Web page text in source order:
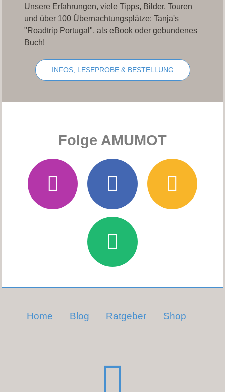
Unsere Erfahrungen, viele Tipps, Bilder, Touren
und über 100 Übernachtungsplätze: Tanja's
"Roadtrip Portugal", als eBook oder gebundenes
Buch!
INFOS, LESEPROBE & BESTELLUNG
Folge AMUMOT
Home Blog Ratgeber Shop